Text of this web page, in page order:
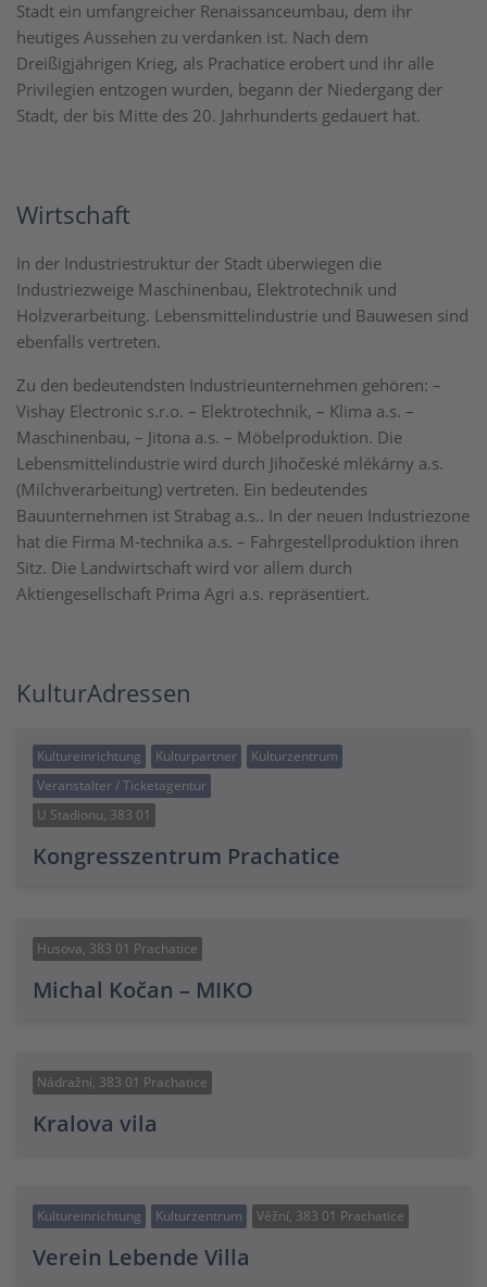
Stadt ein umfangreicher Renaissanceumbau, dem ihr
heutiges Aussehen zu verdanken ist. Nach dem
Dreißigjährigen Krieg, als Prachatice erobert und ihr alle
Privilegien entzogen wurden, begann der Niedergang der
Stadt, der bis Mitte des 20. Jahrhunderts gedauert hat.
Wirtschaft
In der Industriestruktur der Stadt überwiegen die
Industriezweige Maschinenbau, Elektrotechnik und
Holzverarbeitung. Lebensmittelindustrie und Bauwesen sind
ebenfalls vertreten.
Zu den bedeutendsten Industrieunternehmen gehören: –
Vishay Electronic s.r.o. – Elektrotechnik, – Klima a.s. –
Maschinenbau, – Jitona a.s. – Möbelproduktion. Die
Lebensmittelindustrie wird durch Jihočeské mlékárny a.s.
(Milchverarbeitung) vertreten. Ein bedeutendes
Bauunternehmen ist Strabag a.s.. In der neuen Industriezone
hat die Firma M-technika a.s. – Fahrgestellproduktion ihren
Sitz. Die Landwirtschaft wird vor allem durch
Aktiengesellschaft Prima Agri a.s. repräsentiert.
KulturAdressen
Kultureinrichtung Kulturpartner
Kulturzentrum
Veranstalter / Ticketagentur
U Stadionu, 383 01
Kongresszentrum Prachatice
Husova, 383 01 Prachatice
Michal Kočan – MIKO
Nádražní, 383 01 Prachatice
Kralova vila
Kultureinrichtung Kulturzentrum Věžní, 383 01 Prachatice
Verein Lebende Villa